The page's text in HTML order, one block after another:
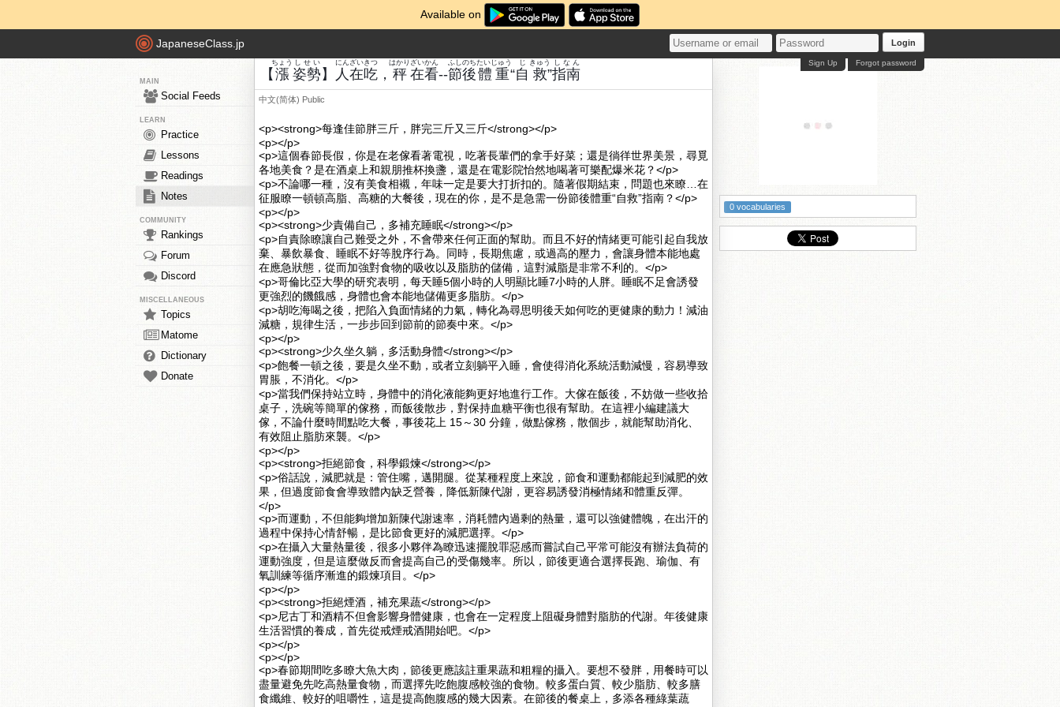
Available on
JapaneseClass.jp Login
Forgot password
Sign Up
MAIN
Social Feeds
LEARN
Practice
Lessons
Readings
Notes
COMMUNITY
Rankings
Forum
Discord
MISCELLANEOUS
Topics
Matome
Dictionary
Donate
【 漲
ちょう
姿勢
しせい
】 人
にん
在
ざい
吃
きつ
， 秤
はかり
在
ざい
看
かん
--節
ふし
後
のち
體重
たいじゅう
“自
じ
救
きゅう
”指南
しなん
中文(简体) Public
<p><strong>每逢佳節胖三斤，胖完三斤又三斤</strong></p>
<p></p>
<p>這個春節長假，你是在老傢看著電視，吃著長輩們的拿手好菜；還是徜徉世界美景，尋覓
各地美食？是在酒桌上和親朋推杯換盞，還是在電影院怡然地喝著可樂配爆米花？</p>
<p>不論哪一種，沒有美食相襯，年味一定是要大打折扣的。隨著假期結束，問題也來瞭…在
征服瞭一頓頓高脂、高糖的大餐後，現在的你，是不是急需一份節後體重“自救”指南？</p>
<p></p>
<p><strong>少責備自己，多補充睡眠</strong></p>
<p>自責除瞭讓自己難受之外，不會帶來任何正面的幫助。而且不好的情緒更可能引起自我放
棄、暴飲暴食、睡眠不好等脫序行為。同時，長期焦慮，或過高的壓力，會讓身體本能地處
在應急狀態，從而加強對食物的吸收以及脂肪的儲備，這對減脂是非常不利的。</p>
<p>哥倫比亞大學的研究表明，每天睡5個小時的人明顯比睡7小時的人胖。睡眠不足會誘發
更強烈的饑餓感，身體也會本能地儲備更多脂肪。</p>
<p>胡吃海喝之後，把陷入負面情緒的力氣，轉化為尋思明後天如何吃的更健康的動力！減油
減糖，規律生活，一步步回到節前的節奏中來。</p>
<p></p>
<p><strong>少久坐久躺，多活動身體</strong></p>
<p>飽餐一頓之後，要是久坐不動，或者立刻躺平入睡，會使得消化系統活動減慢，容易導致
胃脹，不消化。</p>
<p>當我們保持站立時，身體中的消化液能夠更好地進行工作。大傢在飯後，不妨做一些收拾
桌子，洗碗等簡單的傢務，而飯後散步，對保持血糖平衡也很有幫助。在這裡小編建議大
傢，不論什麼時間點吃大餐，事後花上 15～30 分鐘，做點傢務，散個步，就能幫助消化、
有效阻止脂肪來襲。</p>
<p></p>
<p><strong>拒絕節食，科學鍛煉</strong></p>
<p>俗話說，減肥就是：管住嘴，邁開腿。從某種程度上來說，節食和運動都能起到減肥的效
果，但過度節食會導致體內缺乏營養，降低新陳代謝，更容易誘發消極情緒和體重反彈。
</p>
<p>而運動，不但能夠增加新陳代謝速率，消耗體內過剩的熱量，還可以強健體魄，在出汗的
過程中保持心情舒暢，是比節食更好的減肥選擇。</p>
<p>在攝入大量熱量後，很多小夥伴為瞭迅速擺脫罪惡感而嘗試自己平常可能沒有辦法負荷的
運動強度，但是這麼做反而會提高自己的受傷幾率。所以，節後更適合選擇長跑、瑜伽、有
氧訓練等循序漸進的鍛煉項目。</p>
<p></p>
<p><strong>拒絕煙酒，補充果蔬</strong></p>
<p>尼古丁和酒精不但會影響身體健康，也會在一定程度上阻礙身體對脂肪的代謝。年後健康
生活習慣的養成，首先從戒煙戒酒開始吧。</p>
<p></p>
<p></p>
<p>春節期間吃多瞭大魚大肉，節後更應該註重果蔬和粗糧的攝入。要想不發胖，用餐時可以
盡量避免先吃高熱量食物，而選擇先吃飽腹感較強的食物。較多蛋白質、較少脂肪、較多膳
食纖維、較好的咀嚼性，這是提高飽腹感的幾大因素。在節後的餐桌上，多添各種綠葉蔬
0 vocabularies